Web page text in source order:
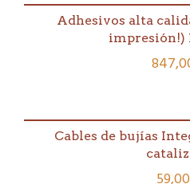
Adhesivos alta
impresión!)
Cables de bujías